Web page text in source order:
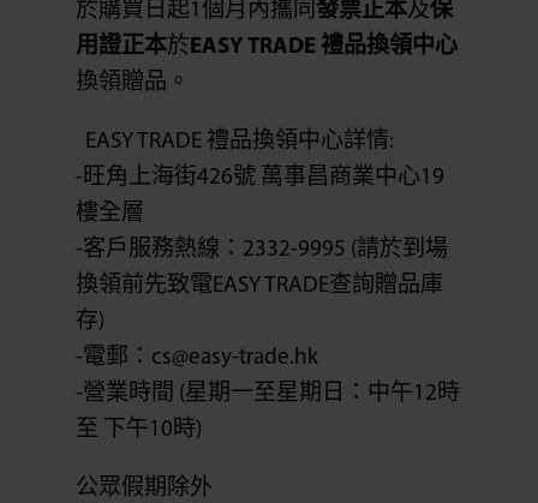
於購買日起1個月內攜同發票正本及保
用證正本於EASY TRADE 禮品換領中心
換領贈品。
EASY TRADE 禮品換領中心詳情:
-旺角上海街426號 萬事昌商業中心19
樓全層
-客戶服務熱線：2332-9995 (請於到場
換領前先致電EASY TRADE查詢贈品庫
存)
-電郵：cs@easy-trade.hk
-營業時間 (星期一至星期日：中午12時
至 下午10時)
公眾假期除外